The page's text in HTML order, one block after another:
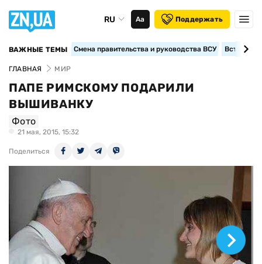
RU Аа Поддержать
ВАЖНЫЕ ТЕМЫ Смена правительства и руководства ВСУ
ГЛАВНАЯ МИР
ПАПЕ РИМСКОМУ ПОДАРИЛИ
ВЫШИВАНКУ
Фото
21 мая, 2015, 15:32
Поделиться